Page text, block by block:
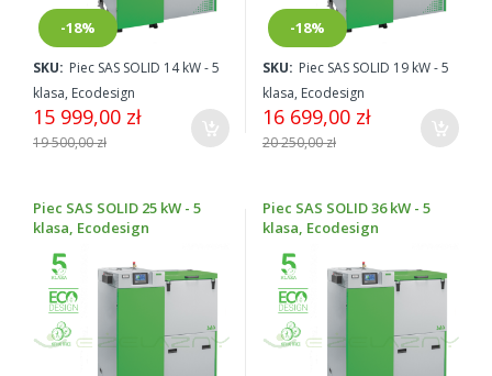
-18%
SKU: Piec SAS SOLID 14 kW - 5
klasa, Ecodesign
15 999,00 zł
19 500,00 zł
-18%
SKU: Piec SAS SOLID 19 kW - 5
klasa, Ecodesign
16 699,00 zł
20 250,00 zł
Piec SAS SOLID 25 kW - 5
klasa, Ecodesign
Piec SAS SOLID 36 kW - 5
klasa, Ecodesign